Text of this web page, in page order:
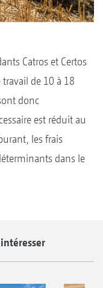
Catros et Certos
de 10 à 18
donc
est réduit au
les frais
dans le